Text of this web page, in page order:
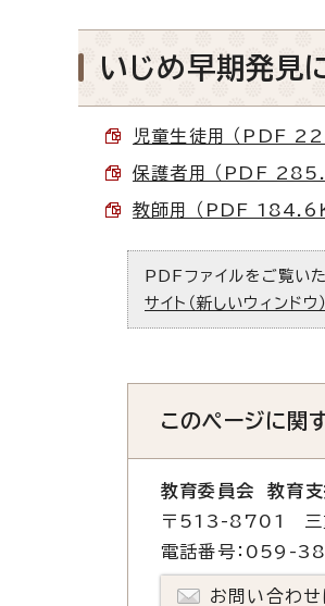
いじめ早期発見
児童生徒用 （PDF
保護者用 （PDF
教師用 （PDF
PDFファイルをご覧い
サイト（新しいウィンドウ）
このページに関
教育委員会 教育支
〒513-8701 三重
電話番号：059-
お問い合わせ